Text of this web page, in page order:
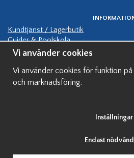
Kundtjänst / Lagerbutik
Guider & Poolskola
Manualer
Hjälp bygga pool
Finansiering av pool
Vi använder cookies
Vi använder cookies för funktion
och marknadsföring.
Inställningar
Endast